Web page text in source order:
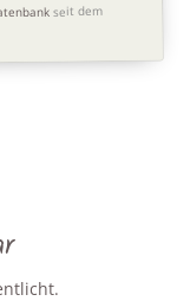
seit dem